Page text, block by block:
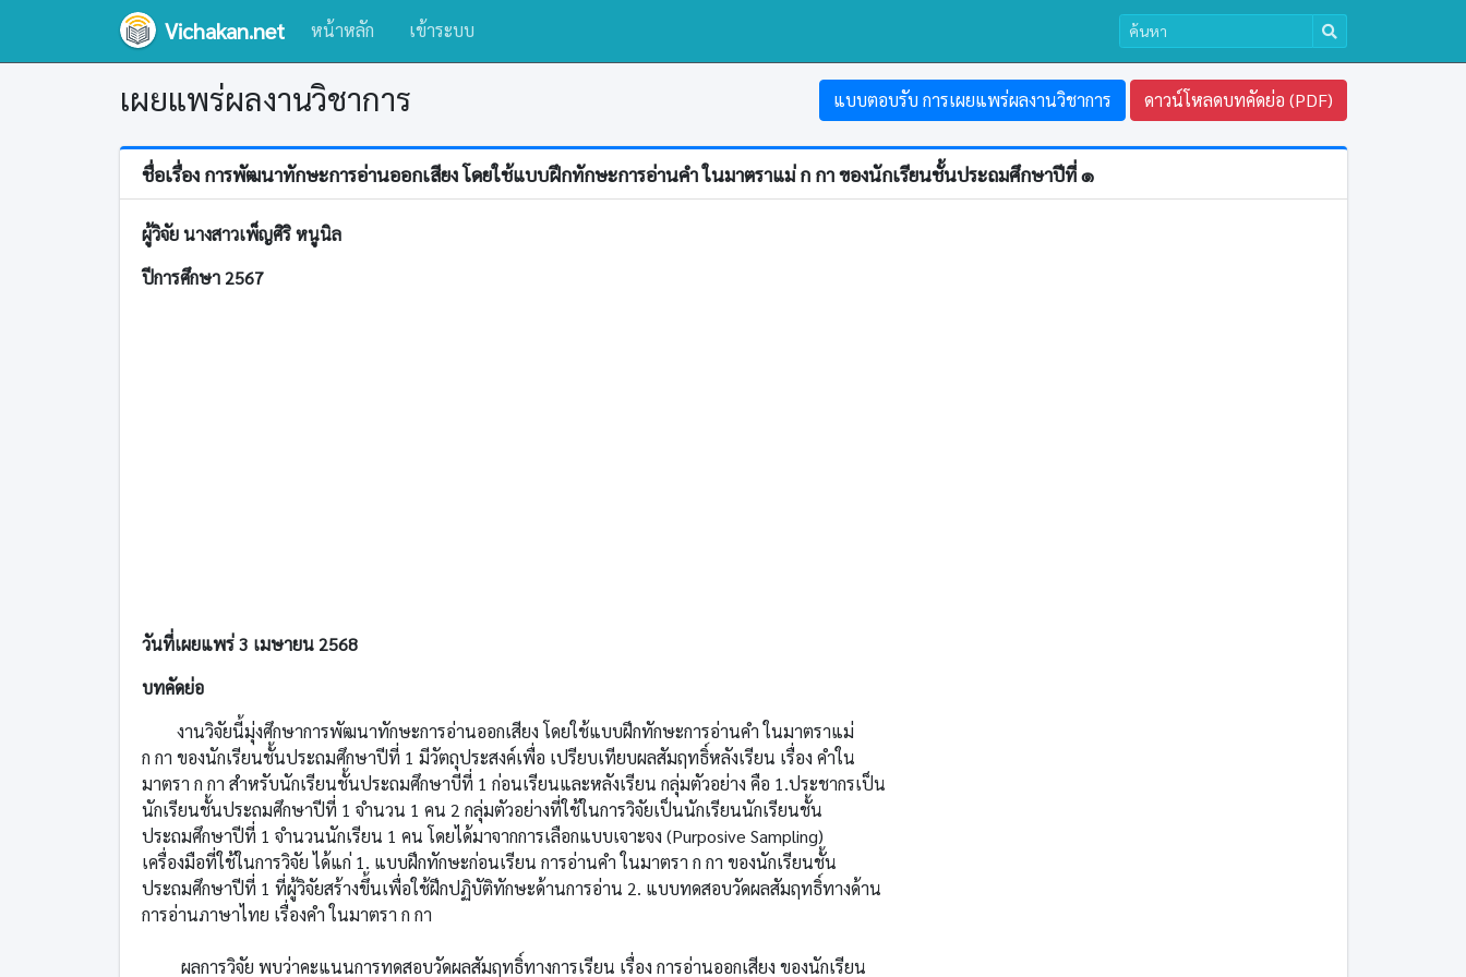
Vichakan.net หน้าหลัก เข้าระบบ
เผยแพร่ผลงานวิชาการ แบบตอบรับ การเผยแพร่ผลงานวิชาการ ดาวน์โหลดบทคัดย่อ (PDF)
ชื่อเรื่อง การพัฒนาทักษะการอ่านออกเสียง โดยใช้แบบฝึกทักษะการอ่านคํา ในมาตราแม่ ก กา ของนักเรียนชั้นประถมศึกษาปีที่ ๑
ผู้วิจัย นางสาวเพ็ญศิริ หนูนิล
ปีการศึกษา 2567
วันที่เผยแพร่ 3 เมษายน 2568
บทคัดย่อ
งานวิจัยนี้มุ่งศึกษาการพัฒนาทักษะการอ่านออกเสียง โดยใช้แบบฝึกทักษะการอ่านคํา ในมาตราแม่
ก กา ของนักเรียนชั้นประถมศึกษาปีที่ 1 มีวัตถุประสงค์เพื่อ เปรียบเทียบผลสัมฤทธิ์หลังเรียน เรื่อง คําใน
มาตรา ก กา สําหรับนักเรียนชั้นประถมศึกษาบีที่ 1 ก่อนเรียนและหลังเรียน กลุ่มตัวอย่าง คือ 1.ประชากรเป็น
นักเรียนชั้นประถมศึกษาปีที่ 1 จํานวน 1 คน 2 กลุ่มตัวอย่างที่ใช้ในการวิจัยเป็นนักเรียนนักเรียนชั้น
ประถมศึกษาปีที่ 1 จํานวนนักเรียน 1 คน โดยได้มาจากการเลือกแบบเจาะจง (Purposive Sampling)
เครื่องมือที่ใช้ในการวิจัย ได้แก่ 1. แบบฝึกทักษะก่อนเรียน การอ่านคํา ในมาตรา ก กา ของนักเรียนชั้น
ประถมศึกษาปีที่ 1 ที่ผู้วิจัยสร้างขึ้นเพื่อใช้ฝึกปฏิบัติทักษะด้านการอ่าน 2. แบบทดสอบวัดผลสัมฤทธิ์ทางด้าน
การอ่านภาษาไทย เรื่องคํา ในมาตรา ก กา
ผลการวิจัย พบว่าคะแนนการทดสอบวัดผลสัมฤทธิ์ทางการเรียน เรื่อง การอ่านออกเสียง ของนักเรียน